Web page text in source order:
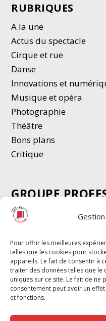
Pour offrir les meilleures
telles que les cookies pour
appareils. Le fait de consentir à
traiter des données telles que le
uniques sur ce site. Le fait de
consentement peut avoir un
et fonctions.
RUBRIQUES
A la une
Actus du spectacle
Cirque et rue
Danse
Innovations et
Musique et opéra
Photographie
Théâtre
Bons plans
Critique
GROUPE
Chèque Intermittents
Chèque Compta
Chèque Emploi
G-Pods
Profession Audio-visuel
Le Cahier Pro
Suivre